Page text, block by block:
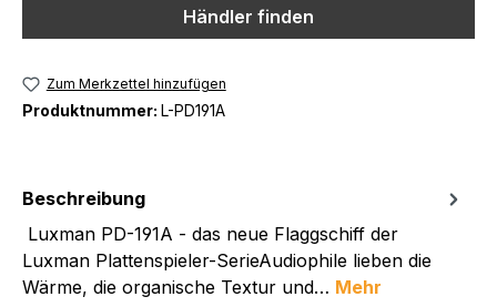
Händler finden
Zum Merkzettel hinzufügen
Produktnummer: L-PD191A
Beschreibung
Luxman PD-191A - das neue Flaggschiff der
Luxman Plattenspieler-SerieAudiophile lieben die
Wärme, die organische Textur und… Mehr